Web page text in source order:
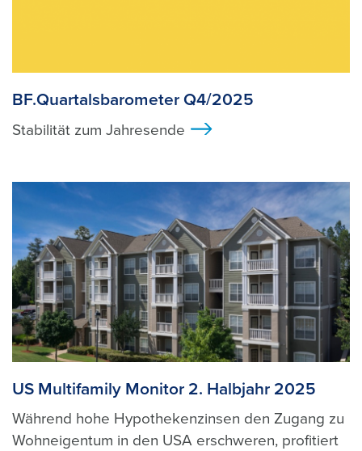
BF.Quartalsbarometer Q4/2025
Stabilität zum Jahresende
US Multifamily Monitor 2. Halbjahr 2025
Während hohe Hypothekenzinsen den Zugang zu
Wohneigentum in den USA erschweren, profitiert